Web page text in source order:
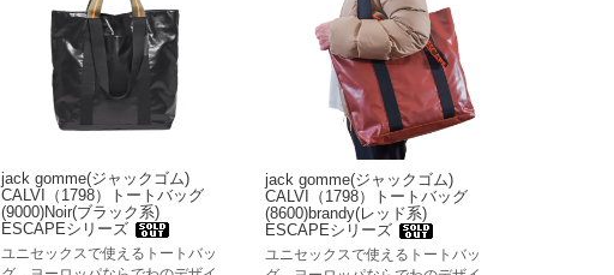
jack gomme(ジャックゴム)
CALVI（1798）トートバッグ
(9000)Noir(ブラック系)
ESCAPEシリーズ
ユニセックスで使えるトートバッ
jack gomme(ジャックゴム)
CALVI（1798）トートバッグ
(8600)brandy(レッド系)
ESCAPEシリーズ
ユニセックスで使えるトートバッ